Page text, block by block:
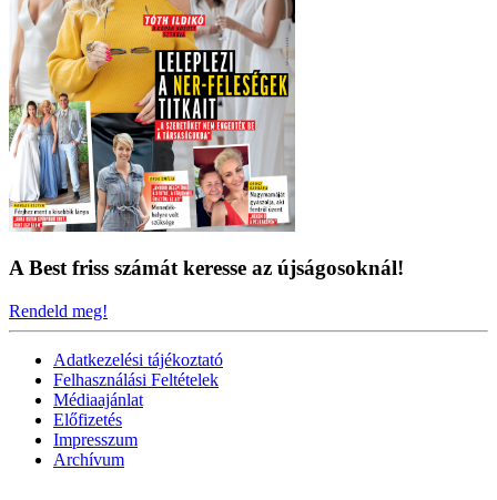
A Best friss számát keresse az újságosoknál!
Rendeld meg!
Adatkezelési tájékoztató
Felhasználási Feltételek
Médiaajánlat
Előfizetés
Impresszum
Archívum